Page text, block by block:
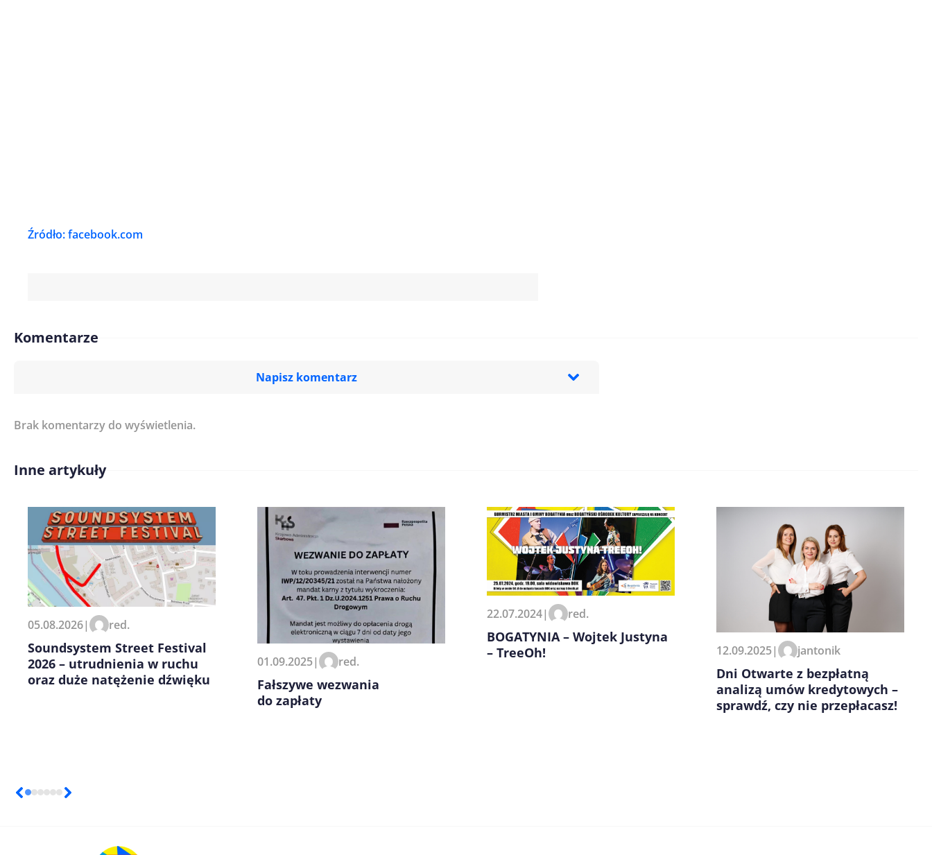
Źródło: facebook.com
Komentarze
Napisz komentarz
Imię/ Nick*
Zapamiętaj moje dane w tej przeglądarce podczas pisania
Brak komentarzy do wyświetlenia.
Inne artykuły
05.08.2026| red.
Soundsystem Street Festival
2026 – utrudnienia w ruchu
oraz duże natężenie dźwięku
01.09.2025| red.
Fałszywe wezwania
do zapłaty
22.07.2024| red.
BOGATYNIA – Wojtek Justyna
– TreeOh!
12.09.2025| jantonik
Dni Otwarte z bezpłatną
analizą umów kredytowych –
sprawdź, czy nie przepłacasz!